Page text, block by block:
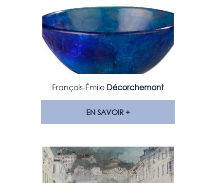
François-Émile Décorchemont
EN SAVOIR +